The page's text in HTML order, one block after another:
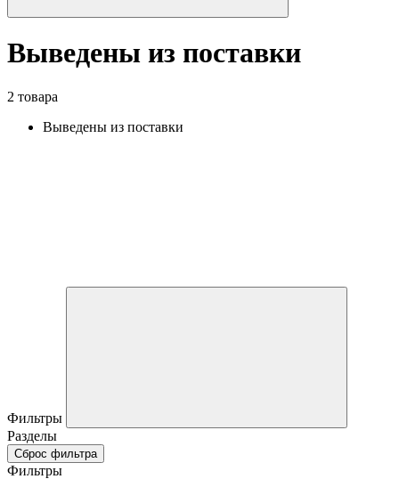
Выведены из поставки
2 товара
Выведены из поставки
Фильтры
Разделы
Сброс фильтра
Фильтры